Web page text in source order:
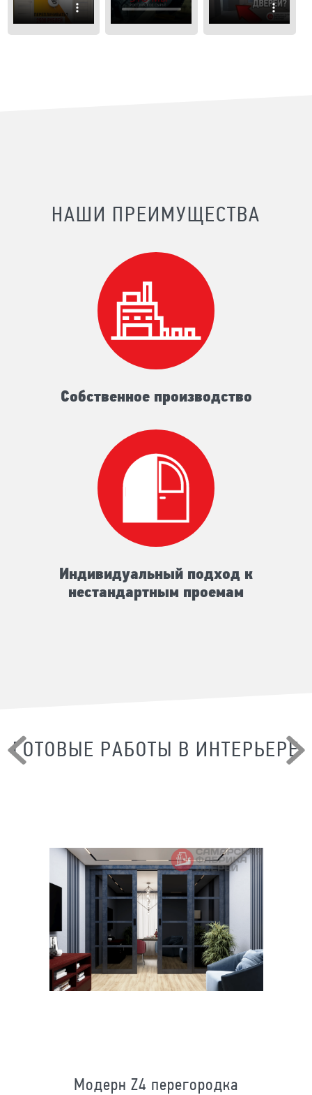
НАШИ ПРЕИМУЩЕСТВА
Собственное производство
Индивидуальный подход к
нестандартным проемам
ГОТОВЫЕ РАБОТЫ В ИНТЕРЬЕРЕ
Модерн Z4 перегородка